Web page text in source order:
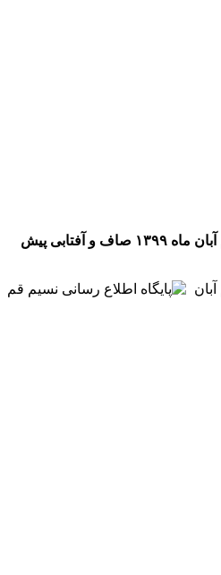
به گزارش پایگاه اطلاع رسانی نسیم قم به نقل از گروه استان های باشگاه خبرنگاران جوان از قم، بنابر اعلام اداره کل هواشناسی قم، وضعیت جوی استان، یکشنبه چهارم آبان ماه ۱۳۹۹ صاف و آفتابی پیش